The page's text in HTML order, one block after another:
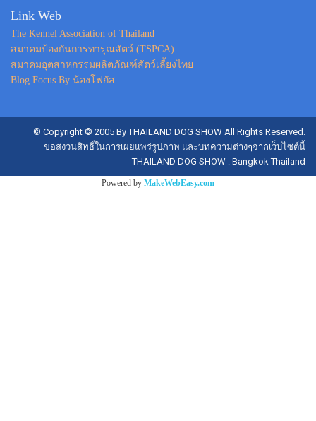
Link Web
The Kennel Association of Thailand
สมาคมป้องกันการทารุณสัตว์ (TSPCA)
สมาคมอุตสาหกรรมผลิตภัณฑ์สัตว์เลี้ยงไทย
Blog Focus By น้องโฟกัส
© Copyright © 2005 By THAILAND DOG SHOW All Rights Reserved.
ขอสงวนสิทธิ์ในการเผยแพร่รูปภาพ และบทความต่างๆจากเว็บไซต์นี้
THAILAND DOG SHOW : Bangkok Thailand
Powered by MakeWebEasy.com